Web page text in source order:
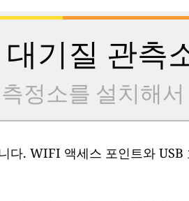
기질 관측
정소를 설치해
다. WIFI 액세스 포인트와 USB